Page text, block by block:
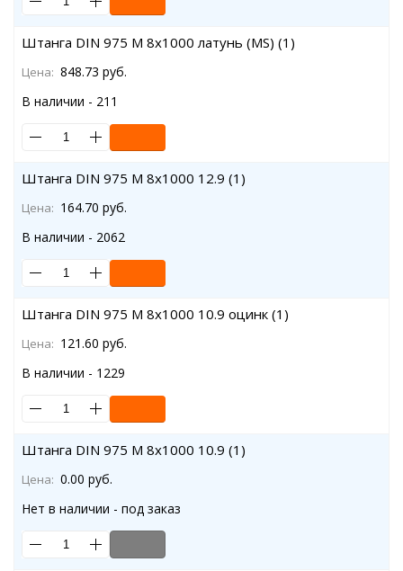
Штанга DIN 975 M 8x1000 латунь (MS) (1)
Цена: 848.73 руб.
В наличии - 211
Штанга DIN 975 M 8x1000 12.9 (1)
Цена: 164.70 руб.
В наличии - 2062
Штанга DIN 975 M 8x1000 10.9 оцинк (1)
Цена: 121.60 руб.
В наличии - 1229
Штанга DIN 975 M 8x1000 10.9 (1)
Цена: 0.00 руб.
Нет в наличии - под заказ